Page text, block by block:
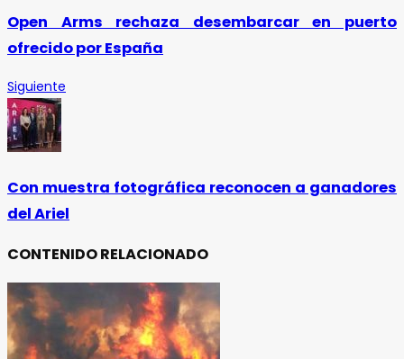
Open Arms rechaza desembarcar en puerto
ofrecido por España
Siguiente
Con muestra fotográfica reconocen a ganadores
del Ariel
CONTENIDO RELACIONADO